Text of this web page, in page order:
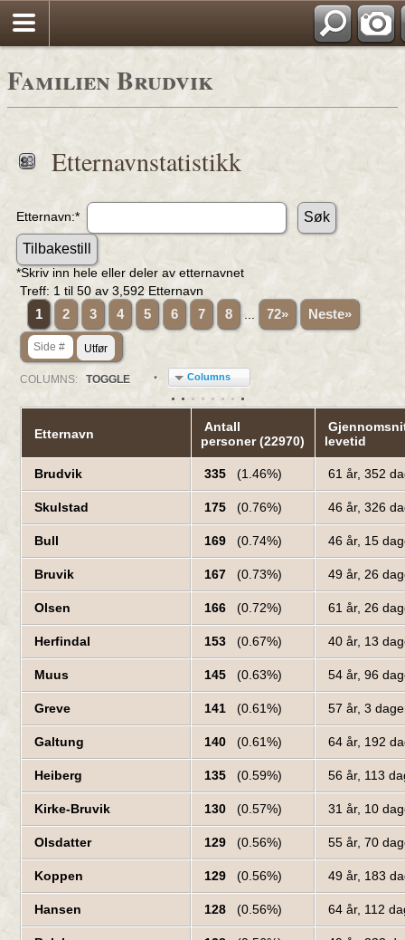
Familien Brudvik
Etternavnstatistikk
Etternavn:*
*Skriv inn hele eller deler av etternavnet
Treff: 1 til 50 av 3,592 Etternavn
1
2 3 4 5 6 7 8 72» Neste»
COLUMN S: TOGGLE Columns
Etternavn
Antall
personer (22970)
levetid
Brudvik 335(1.46%) 61 år, 352
Skulstad 175(0.76%) 46 år, 326
Bull 169(0.74%) 46 år, 15
Bruvik 167(0.73%) 49 år, 26
Olsen 166(0.72%) 61 år, 26
Herfindal 153(0.67%) 40 år, 13
Muus 145(0.63%) 54 år, 96
Greve 141(0.61%) 57 år, 3
Galtung 140(0.61%) 64 år, 192
Heiberg 135(0.59%) 56 år, 113
Kirke-Bruvik 130(0.57%) 31 år, 10
Olsdatter 129(0.56%) 55 år, 70
Koppen 129(0.56%) 49 år, 183
Hansen 128(0.56%) 64 år, 112